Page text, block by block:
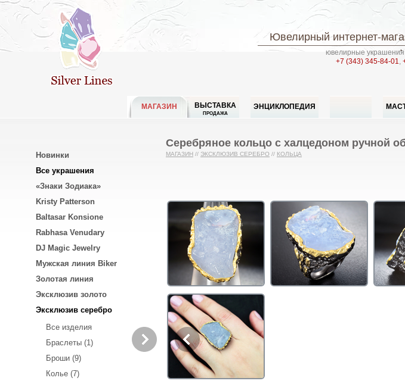
Ювелирный интернет-
ювелирные украшения
+7 (343) 345-84-01,
МАГАЗИН ВЫСТАВКА
ПРОДАЖА
ЭНЦИКЛОПЕДИЯ
Новинки
Все украшения
«Знаки Зодиака»
Kristy Patterson
Baltasar Konsione
Rabhasa Venudary
DJ Magic Jewelry
Мужская линия Biker
Золотая линия
Эксклюзив золото
Эксклюзив серебро
Все изделия
Браслеты (1)
Броши (9)
Колье (7)
Серебряное кольцо с халцедоном ручной
МАГАЗИН // ЭКСКЛЮЗИВ СЕРЕБРО // КОЛЬЦА